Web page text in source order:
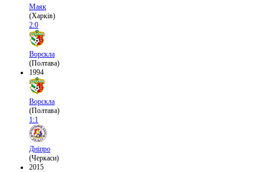
Маяк
(Харків)
2:0
Ворскла
(Полтава)
1994
Ворскла
(Полтава)
1:1
Дніпро
(Черкаси)
2015